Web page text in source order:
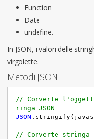
Function
Date
undefine.
In JSON, i valori delle
virgolette.
Metodi JSON
// Converte
ringa JSON
JSON
// Converte stringa